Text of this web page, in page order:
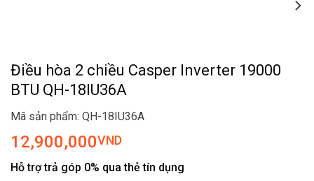
Điều hòa 2 chiều Casper Inverter 19000
BTU QH-18IU36A
Mã sản phẩm: QH-18IU36A
12,900,000VND
Hỗ trợ trả góp 0% qua thẻ tín dụng